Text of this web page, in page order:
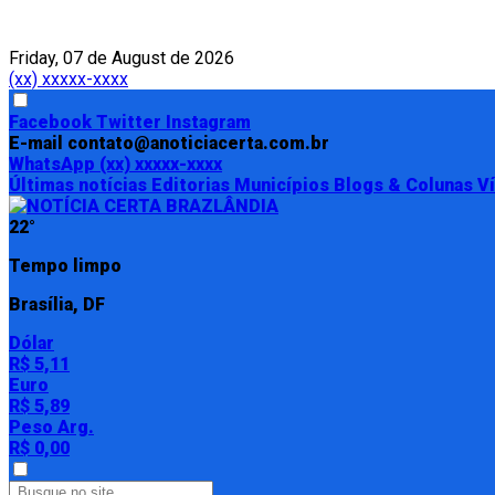
Friday, 07 de August de 2026
(xx) xxxxx-xxxx
Facebook Twitter Instagram
E-mail contato@anoticiacerta.com.br
WhatsApp (xx) xxxxx-xxxx
Últimas notícias Editorias Municípios Blogs & Colunas
22°
Tempo limpo
Brasília, DF
Dólar
R$ 5,11
Euro
R$ 5,89
Peso Arg.
R$ 0,00